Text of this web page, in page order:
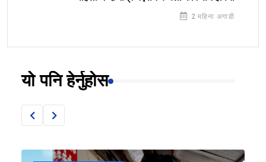
2 महिना अगाडी
यो पनि हेर्नुहोस